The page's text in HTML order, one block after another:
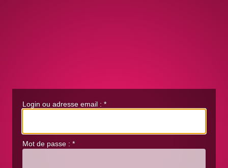
Login ou adresse email : *
Mot de passe : *